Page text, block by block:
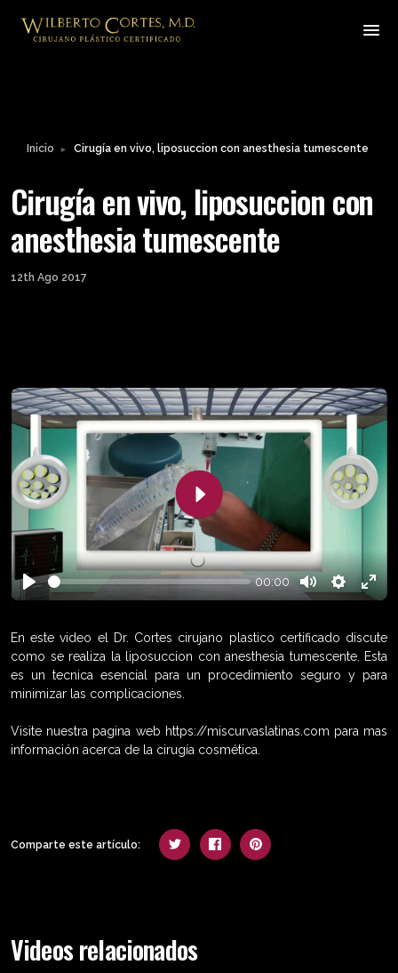
Inicio ► Cirugía en vivo, liposuccion con anesthesia tumescente
Cirugía en vivo, liposuccion con
anesthesia tumescente
12th Ago 2017
Play
00:00
MuteSettings
Enter
Play
En este video el Dr. Cortes cirujano plastico certificado discute
como se realiza la liposuccion con anesthesia tumescente. Esta
es un tecnica esencial para un procedimiento seguro y para
minimizar las complicaciones.
Visite nuestra pagina web https://miscurvaslatinas.com para mas
información acerca de la cirugía cosmética.
Comparte este artículo:
Videos relacionados